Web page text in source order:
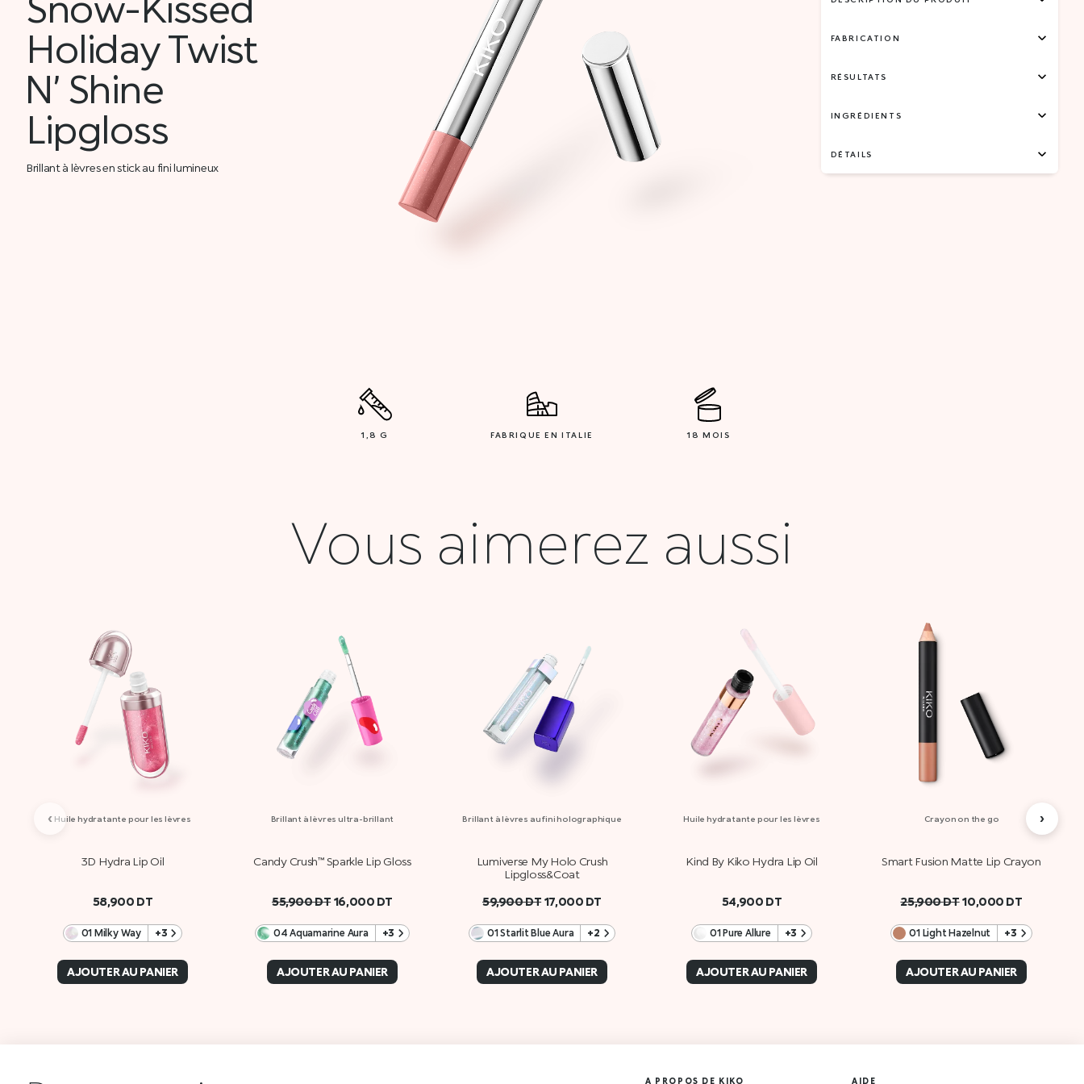
Holiday Twist
N’ Shine
Lipgloss
Brillant à lèvres en stick au fini lumineux
FABRICATION
RÉSULTATS
INGRÉDIENTS
DÉTAILS
1,8 G FABRIQUE EN ITALIE 18 MOIS
Vous aimerez aussi
Huile hydratante pour les lèvres
3D Hydra Lip Oil
58,900 DT
01 Milky Way +3
AJOUTER AU PANIER
Brillant à lèvres ultra-brillant
Candy Crush™ Sparkle Lip Gloss
55,900DT
prix
initial
était :
55,900 DT.
16,000 DT
04 Aquamarine Aura +3
AJOUTER AU PANIER
Brillant à lèvres au fini holographique
Lumiverse My Holo Crush
Lipgloss&Coat
59,900DT
initial
était :
59,900 DT.
17,000 DT
01 Starlit Blue Aura +2
AJOUTER AU PANIER
Huile hydratante pour les lèvres
Kind By Kiko Hydra Lip Oil
54,900 DT
01 Pure Allure +3
AJOUTER AU PANIER
Crayon on the go
Smart Fusion Matte Lip Crayon
25,900DT 10,000 DT
01 Light Hazelnut +3
AJOUTER AU PANIER
‹ ›
A PROPOS DE KIKO AIDE